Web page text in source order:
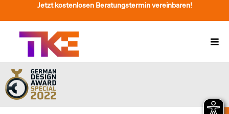
Inhalt
springen
Jetzt kostenlosen Beratungstermin vereinbaren!
Treppenlift
Preise